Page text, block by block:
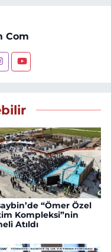
Com
“Ömer Özel
Kompleksi”nin
Atıldı